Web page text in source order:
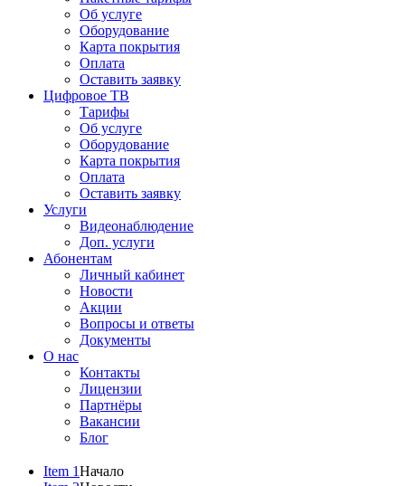
Об услуге
Оборудование
Карта покрытия
Оплата
Оставить заявку
Цифровое ТВ
Тарифы
Об услуге
Оборудование
Карта покрытия
Оплата
Оставить заявку
Услуги
Видеонаблюдение
Доп. услуги
Абонентам
Личный кабинет
Новости
Акции
Вопросы и ответы
Документы
О нас
Контакты
Лицензии
Партнёры
Вакансии
Блог
Item 1Начало